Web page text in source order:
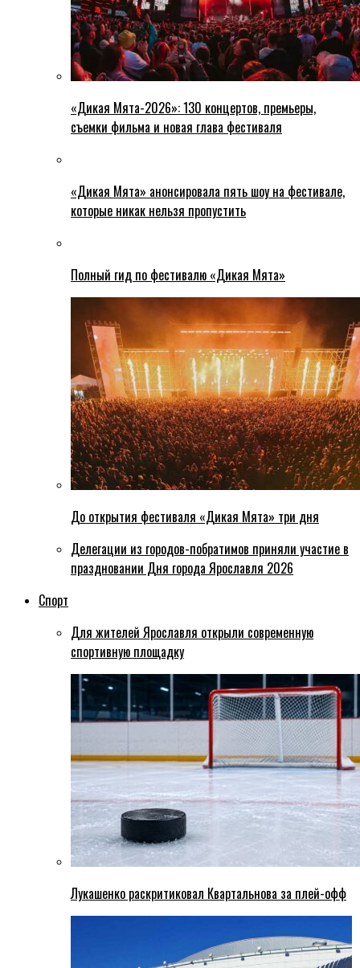
«Дикая Мята-2026»: 130 концертов, премьеры,
съемки фильма и новая глава фестиваля
«Дикая Мята» анонсировала пять шоу на фестивале,
которые никак нельзя пропустить
Полный гид по фестивалю «Дикая Мята»
До открытия фестиваля «Дикая Мята» три дня
Делегации из городов-побратимов приняли участие в
праздновании Дня города Ярославля 2026
Спорт
Для жителей Ярославля открыли современную
спортивную площадку
Лукашенко раскритиковал Квартальнова за плей-офф